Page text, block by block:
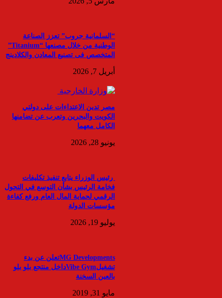
“السلمانية جروب” تعزز الصناعة
الوطنية من خلال مصنعها “Titanium”
المتخصص فى تصنيع المعادن والكلادينج
أبريل 7, 2026
مصر تدين الاعتداءات على دولتي
الكويت والبحرين وتعرب عن تضامنها
الكامل معهما
يونيو 28, 2026
رئيس الوزراء يتابع تنفيذ تكليفات
فخامة الرئيس بشأن التوسع في التحول
الرقمي لحماية المال العام ورفع كفاءة
مؤسسات الدولة
يوليو 19, 2026
MG Developmentsتعلن عن بدء
تشغيلVibe Gymداخل منتجع بلو بلو
بالعين السخنة
مايو 31, 2019